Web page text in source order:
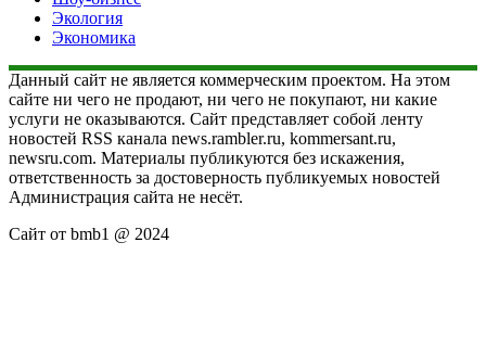
Экология
Экономика
Данный сайт не является коммерческим проектом. На этом
сайте ни чего не продают, ни чего не покупают, ни какие
услуги не оказываются. Сайт представляет собой ленту
новостей RSS канала news.rambler.ru, kommersant.ru,
newsru.com. Материалы публикуются без искажения,
ответственность за достоверность публикуемых новостей
Администрация сайта не несёт.
Сайт от bmb1 @ 2024